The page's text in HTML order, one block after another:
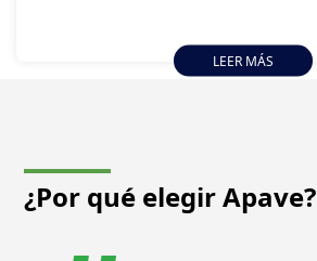
LEER MÁS
¿Por qué elegirApave?